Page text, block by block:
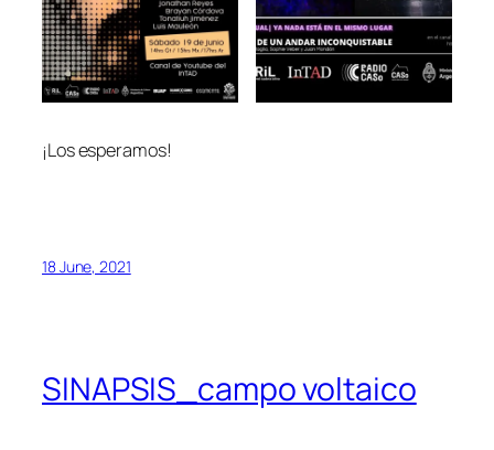
¡Los esperamos!
18 June, 2021
SINAPSIS_campo voltaico